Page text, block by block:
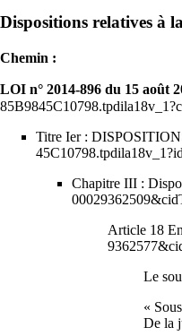
Dispositions relatives à
Chemin :
LOI n° 2014-896 du 15 août
Titre Ier :
Chapitre III :
Article 18
Le
«
De la